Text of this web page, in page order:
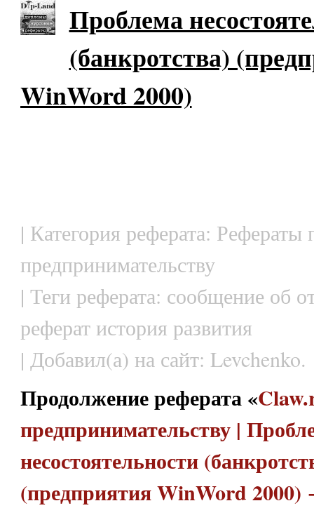
Проблема
(банкротства)
WinWord 2000)
| Категория реферата: Рефераты
предпринимательству
| Теги реферата: сообщение об
реферат история развития
| Добавил(а) на сайт: Levchenko.
Продолжение реферата «
предпринимательству |
несостоятельности
(предприятия WinWord